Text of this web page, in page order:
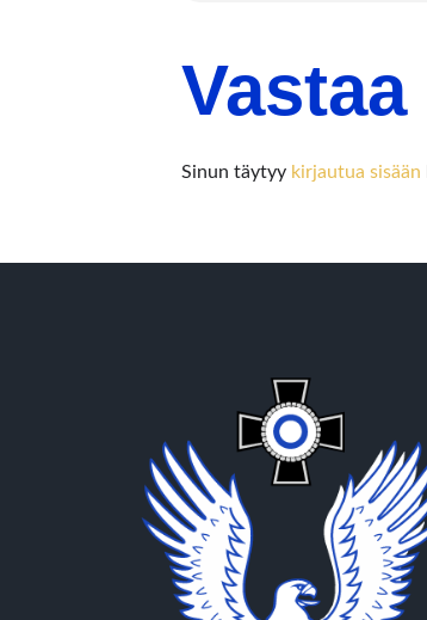
Vastaa
Sinun täytyy kirjautua sisään